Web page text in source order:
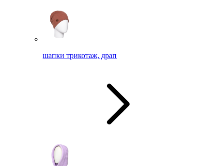
шапки трикотаж, драп